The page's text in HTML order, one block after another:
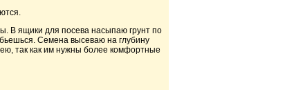
В ящики для посева насыпаю грунт по
Семена высеваю на глубину
так как им нужны более комфортные